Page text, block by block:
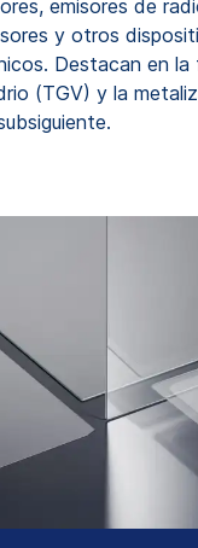
emisores de
y otros
Destacan en la
(TGV) y la